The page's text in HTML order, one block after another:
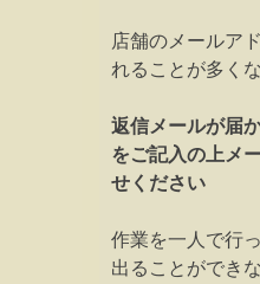
店舗のメールア
れることが多く
返信メールが届
をご記入の上メ
せください
作業を一人で行
出ることができ